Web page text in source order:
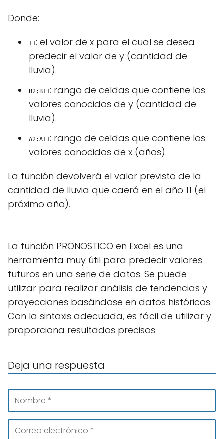
Donde:
11: el valor de x para el cual se desea
predecir el valor de y (cantidad de
lluvia).
B2:B11: rango de celdas que contiene los
valores conocidos de y (cantidad de
lluvia).
A2:A11: rango de celdas que contiene los
valores conocidos de x (años).
La función devolverá el valor previsto de la
cantidad de lluvia que caerá en el año 11 (el
próximo año).
La función PRONOSTICO en Excel es una
herramienta muy útil para predecir valores
futuros en una serie de datos. Se puede
utilizar para realizar análisis de tendencias y
proyecciones basándose en datos históricos.
Con la sintaxis adecuada, es fácil de utilizar y
proporciona resultados precisos.
Deja una respuesta